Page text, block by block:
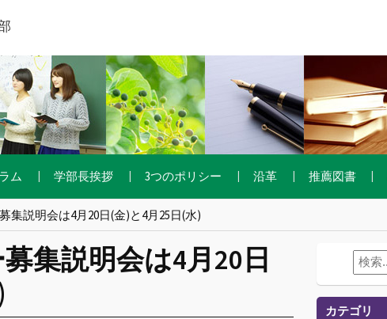
ム 学部長挨拶 3つのポリシー 沿革 推薦図書
集説明会は4月20日(金)と4月25日(水)
集説明会は4月20日
カテゴリ